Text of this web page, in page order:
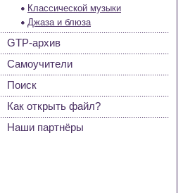
Классической музыки
Джаза и блюза
GTP-архив
Самоучители
Поиск
Как открыть файл?
Наши партнёры